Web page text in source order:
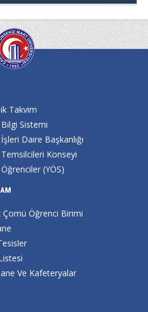
Takvim
Sistemi
Daire Başkanlığı
Konseyi
Öğrenciler (YÖS)
Çomü Öğrenci Birimi
Ve Kafeteryalar